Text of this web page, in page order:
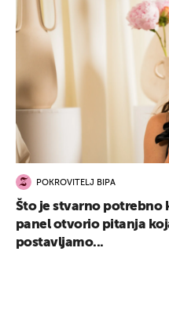
POKROVITELJ BIPA
Što je stvarno potrebno
panel otvorio pitanja
postavljamo...